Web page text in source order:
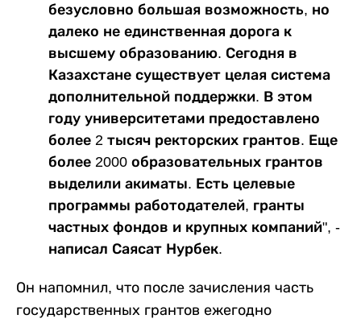
безусловно большая возможность, но
далеко не единственная дорога к
высшему образованию. Сегодня в
Казахстане существует целая система
дополнительной поддержки. В этом
году университетами предоставлено
более 2 тысяч ректорских грантов. Еще
более 2000 образовательных грантов
выделили акиматы. Есть целевые
программы работодателей, гранты
частных фондов и крупных компаний", -
написал Саясат Нурбек.
Он напомнил, что после зачисления часть
государственных грантов ежегодно